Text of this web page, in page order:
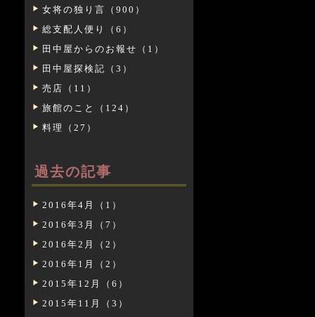
女将の独り言（900）
総支配人便り（6）
田中屋からのお報せ（1）
田中屋探検記（3）
売店（11）
旅館のこと（124）
料理（27）
過去の記事
2016年4月（1）
2016年3月（7）
2016年2月（2）
2016年1月（2）
2015年12月（6）
2015年11月（3）